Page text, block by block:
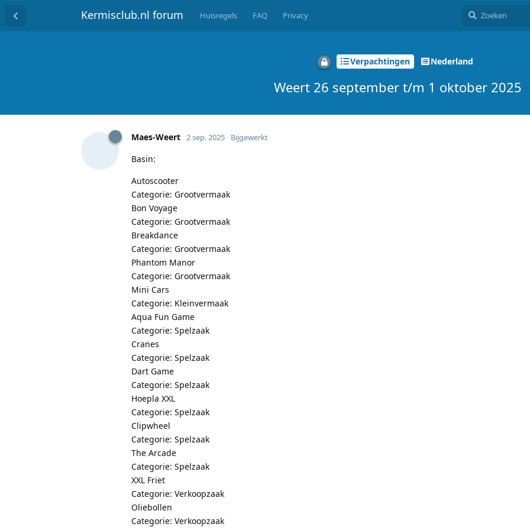
Kermisclub.nl forum Huisregels FAQ Privacy
Verpachtingen Nederland
Weert 26 september t/m 1 oktober 2025
Maes-Weert 2 sep. 2025 Bijgewerkt
Basin:
Autoscooter
Categorie: Grootvermaak
Bon Voyage
Categorie: Grootvermaak
Breakdance
Categorie: Grootvermaak
Phantom Manor
Categorie: Grootvermaak
Mini Cars
Categorie: Kleinvermaak
Aqua Fun Game
Categorie: Spelzaak
Cranes
Categorie: Spelzaak
Dart Game
Categorie: Spelzaak
Hoepla XXL
Categorie: Spelzaak
Clipwheel
Categorie: Spelzaak
The Arcade
Categorie: Spelzaak
XXL Friet
Categorie: Verkoopzaak
Oliebollen
Categorie: Verkoopzaak